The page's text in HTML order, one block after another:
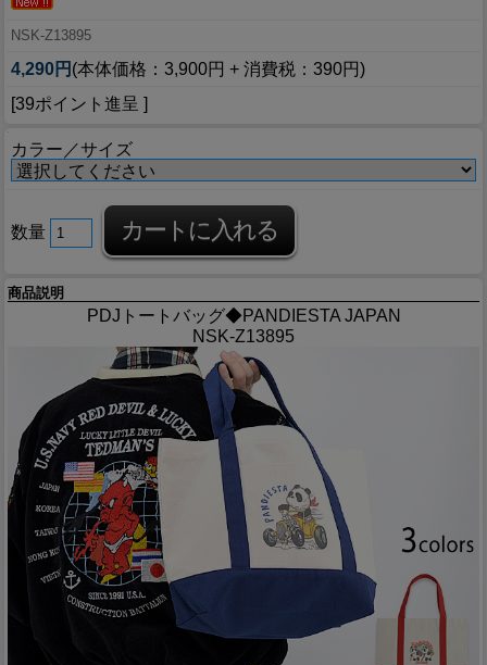
NSK-Z13895
4,290円 (本体価格：3,900円 + 消費税：390円)
[39ポイント進呈 ]
カラー／サイズ
数量
商品説明
PDJトートバッグ◆PANDIESTA JAPAN
NSK-Z13895